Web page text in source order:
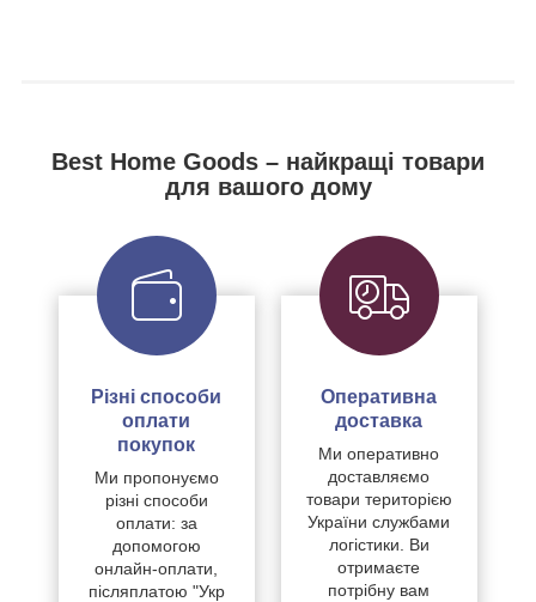
Best Home Goods – найкращі товари
для вашого дому
Різні способи
оплати
покупок
Ми пропонуємо
різні способи
оплати: за
допомогою
онлайн-оплати,
післяплатою "Укр
Оперативна
доставка
Ми оперативно
доставляємо
товари територією
України службами
логістики. Ви
отримаєте
потрібну вам